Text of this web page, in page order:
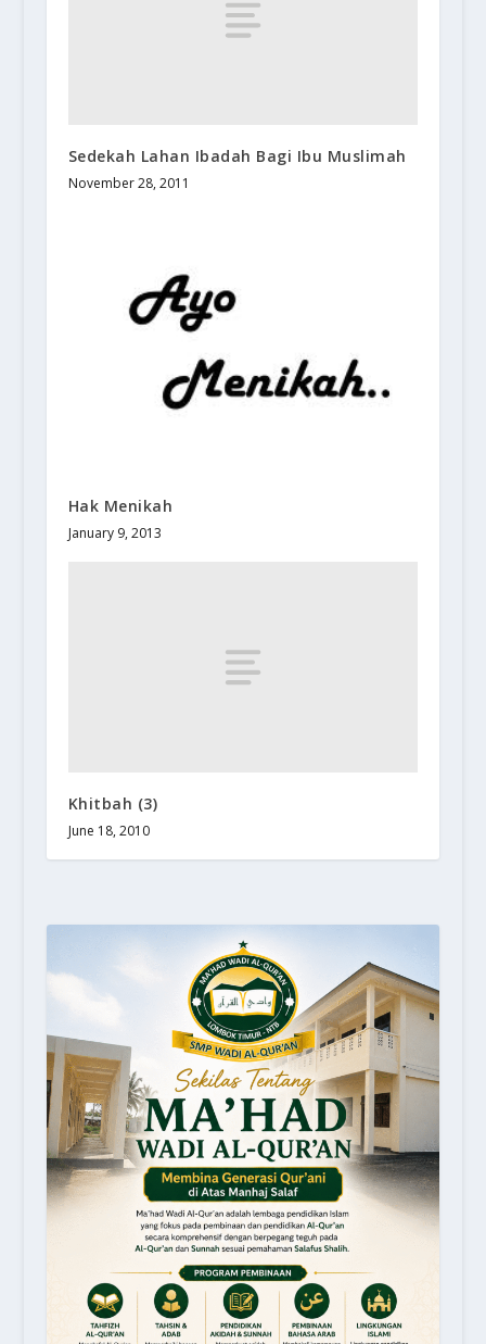
Sedekah Lahan Ibadah Bagi Ibu Muslimah
November 28, 2011
Hak Menikah
January 9, 2013
Khitbah (3)
June 18, 2010